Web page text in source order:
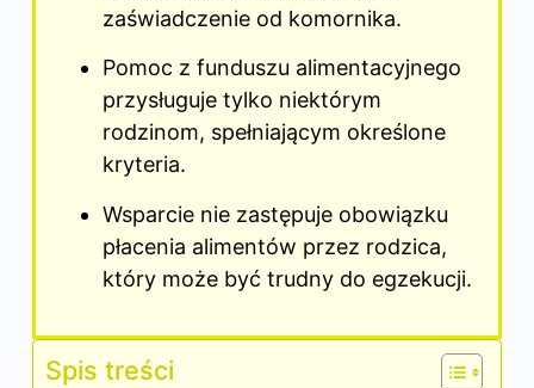
zaświadczenie od komornika.
Pomoc z funduszu alimentacyjnego
przysługuje tylko niektórym
rodzinom, spełniającym określone
kryteria.
Wsparcie nie zastępuje obowiązku
płacenia alimentów przez rodzica,
który może być trudny do egzekucji.
Spis treści